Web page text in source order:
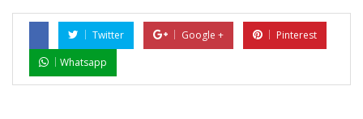
Twitter Google +
Pinterest
Whatsapp